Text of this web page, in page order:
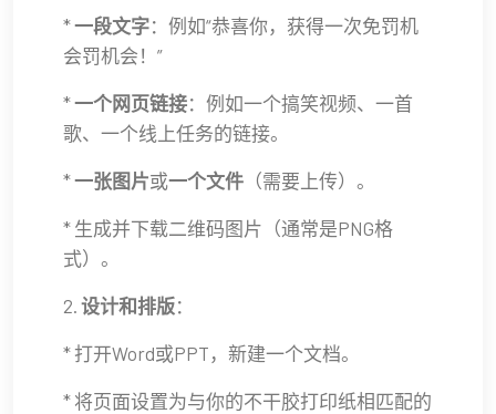
*一段文字：例如“恭喜你，获得一次免罚机
会罚机会！”
*一个网页链接：例如一个搞笑视频、一首
歌、一个线上任务的链接。
*一张图片或一个文件 （需要上传）。
* 生成并下载二维码图片（通常是PNG格
式）。
2. 设计和排版：
* 打开Word或PPT，新建一个文档。
* 将页面设置为与你的不干胶打印纸相匹配的